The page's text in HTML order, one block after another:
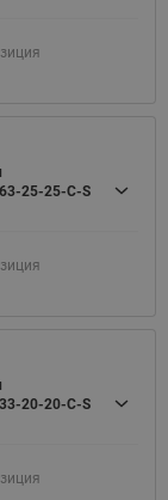
25-25-C-S
20-20-C-S